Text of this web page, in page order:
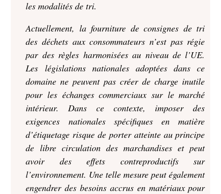
les modalités de tri.
Actuellement, la fourniture de consignes de tri
des déchets aux consommateurs n’est pas régie
par des règles harmonisées au niveau de l’UE.
Les législations nationales adoptées dans ce
domaine ne peuvent pas créer de charge inutile
pour les échanges commerciaux sur le marché
intérieur. Dans ce contexte, imposer des
exigences nationales spécifiques en matière
d’étiquetage risque de porter atteinte au principe
de libre circulation des marchandises et peut
avoir des effets contreproductifs sur
l’environnement. Une telle mesure peut également
engendrer des besoins accrus en matériaux pour